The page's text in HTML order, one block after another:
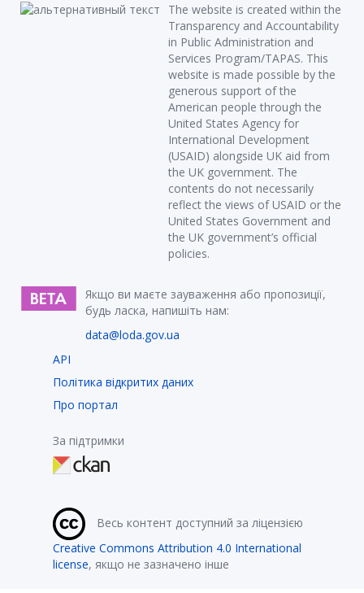
The website is created within the
Transparency and Accountability
in Public Administration and
Services Program/TAPAS. This
website is made possible by the
generous support of the
American people through the
United States Agency for
International Development
(USAID) alongside UK aid from
the UK government. The
contents do not necessarily
reflect the views of USAID or the
United States Government and
the UK government’s official
policies.
Якщо ви маєте зауваження або пропозиції,
будь ласка, напишіть нам:
data@loda.gov.ua
API
Політика відкритих даних
Про портал
За підтримки
Весь контент доступний за ліцензією
Creative Commons Attribution 4.0 International
license, якщо не зазначено інше